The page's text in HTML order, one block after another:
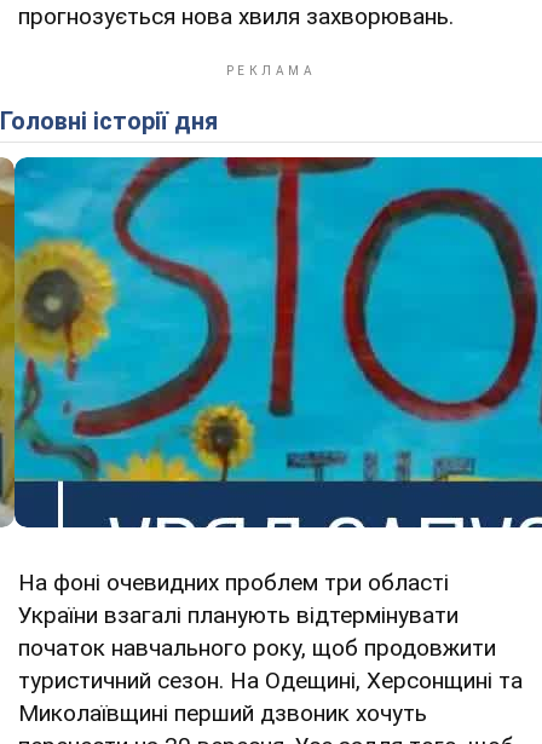
прогнозується нова хвиля захворювань.
Головні історії дня
На фоні очевидних проблем три області
України взагалі планують відтермінувати
початок навчального року, щоб продовжити
туристичний сезон. На Одещині, Херсонщині та
Миколаївщині перший дзвоник хочуть